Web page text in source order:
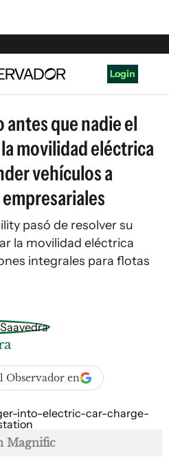
Login
antes que nadie el
movilidad eléctrica
vehículos a
pasó de resolver su
la movilidad eléctrica
integrales para flotas
Observador en
Magnific